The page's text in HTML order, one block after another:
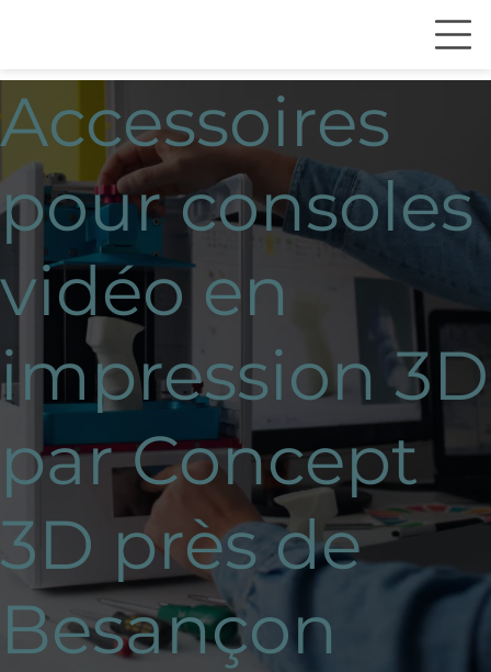
Accessoires
pour consoles
vidéo en
impression 3D
par Concept
3D près de
Besançon